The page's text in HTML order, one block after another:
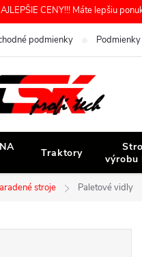
CENY!!! Máte lepšiu
podmienky Podmienky
Traktory
výrobu
stroje Paletové vidly